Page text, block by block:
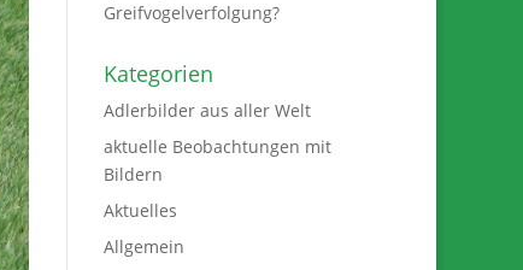
Greifvogelverfolgung?
Kategorien
Adlerbilder aus aller Welt
aktuelle Beobachtungen mit
Bildern
Aktuelles
Allgemein